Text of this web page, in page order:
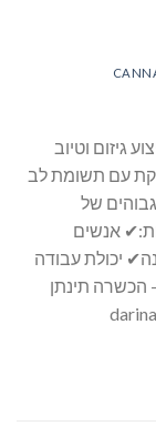
גיזום וטיוב
עם תשומת לב
של
אנשים
יכולת עבודה
– הכשרה תינתן